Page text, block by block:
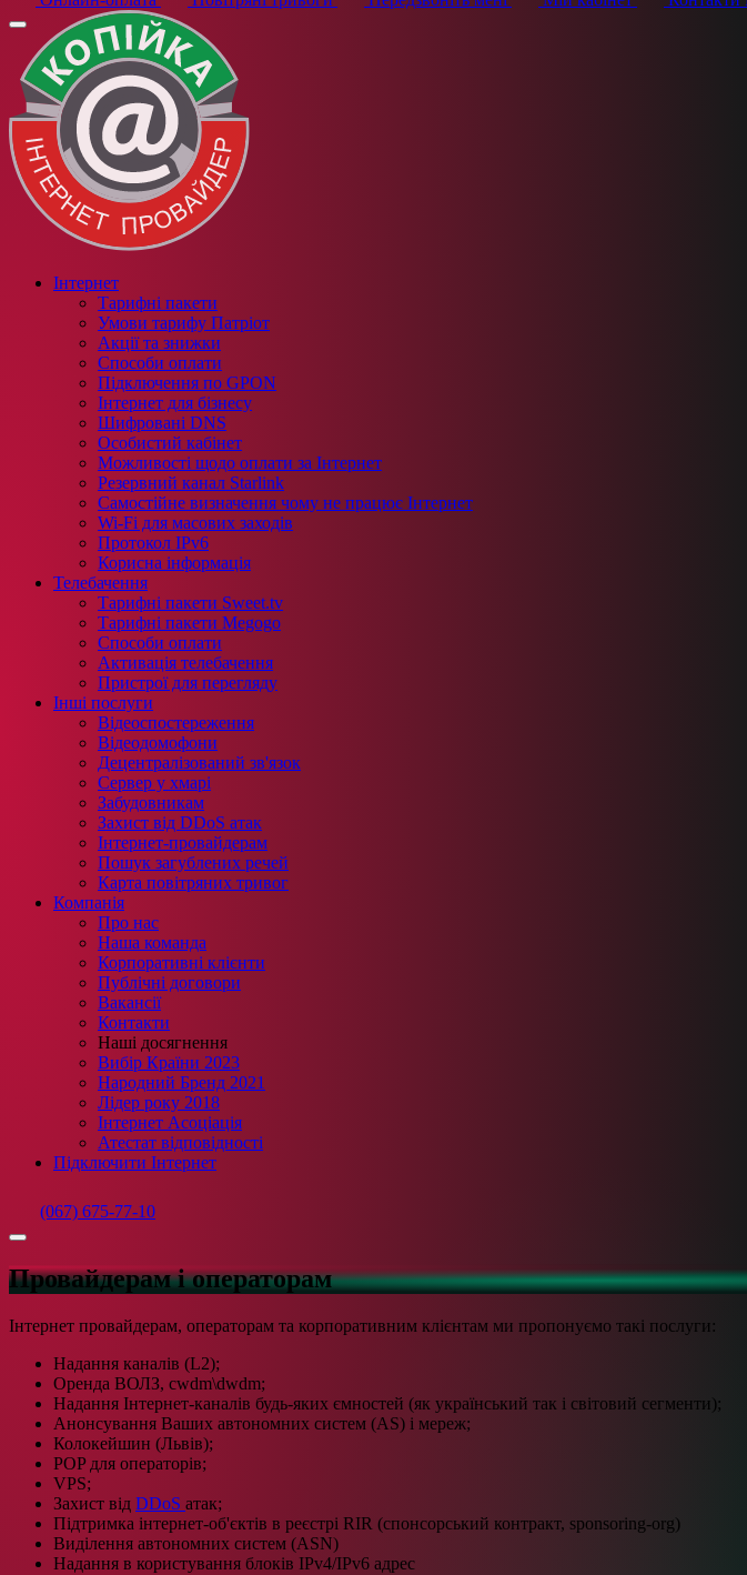
Інтернет
Тарифні пакети
Умови тарифу Патріот
Акції та знижки
Способи оплати
Підключення по GPON
Інтернет для бізнесу
Шифровані DNS
Особистий кабінет
Можливості щодо оплати за Інтернет
Резервний канал Starlink
Самостійне визначення чому не працює Інтернет
Wi-Fi для масових заходів
Протокол IPv6
Корисна інформація
Телебачення
Тарифні пакети Sweet.tv
Тарифні пакети Megogo
Способи оплати
Активація телебачення
Пристрої для перегляду
Інші послуги
Відеоспостереження
Відеодомофони
Децентралізований зв'язок
Сервер у хмарі
Забудовникам
Захист від DDoS атак
Інтернет-провайдерам
Пошук загублених речей
Карта повітряних тривог
Компанія
Про нас
Наша команда
Корпоративні клієнти
Публічні договори
Вакансії
Контакти
Наші досягнення
Вибір Країни 2023
Народний Бренд 2021
Лідер року 2018
Інтернет Асоціація
Атестат відповідності
Підключити Інтернет
(067) 675-77-10
Провайдерам і операторам
Інтернет провайдерам, операторам та корпоративним клієнтам ми пропонуємо такі послуги:
Надання каналів (L2);
Оренда ВОЛЗ, cwdm\dwdm;
Надання Інтернет-каналів будь-яких ємностей (як український так і світовий сегменти);
Анонсування Ваших автономних систем (AS) і мереж;
Колокейшин (Львів);
POP для операторів;
VPS;
Захист від DDoS атак;
Підтримка інтернет-об'єктів в реєстрі RIR (спонсорський контракт, sponsoring-org)
Виділення автономних систем (ASN)
Надання в користування блоків IPv4/IPv6 адрес